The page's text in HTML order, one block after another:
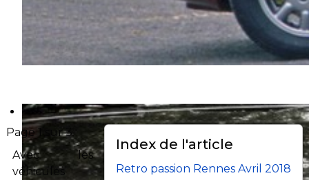
Index de l'article
Retro passion Rennes Avril 2018
Page 1 sur 3
Avec les
véhicules